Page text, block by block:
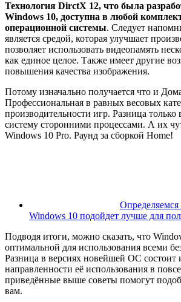
Технология DirctX 12, что была
Windows 10, доступна в любой
операционной системы. Следует
является средой, которая улучшает
позволяет использовать видеопамять
как единое целое. Также имеет другие
повышения качества изображения.
Потому изначально получается что и
Профессиональная в равных весовых
производительности игр. Разница только
систему сторонними процессами. А их
Windows 10 Pro. Раунд за сборкой Home!
Определяемся
Windows 10 подойдет лучше для
Подводя итоги, можно сказать, что
оптимальной для использования всеми
Разница в версиях новейшей ОС состоит
направленности её использования в
приведённые выше советы помогут
вам.